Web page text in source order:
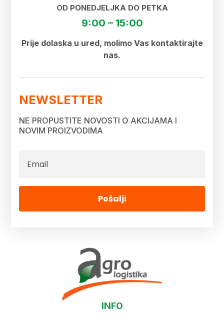
OD PONEDJELJKA DO PETKA
9:00 – 15:00
Prije dolaska u ured, molimo Vas kontaktirajte
nas.
NEWSLETTER
NE PROPUSTITE NOVOSTI O AKCIJAMA I
NOVIM PROIZVODIMA
Pošalji
INFO